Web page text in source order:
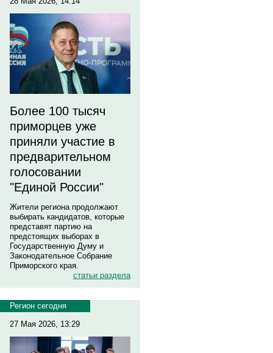
Более 100 тысяч
приморцев уже
приняли участие в
предварительном
голосовании
"Единой России"
Жители региона продолжают
выбирать кандидатов, которые
представят партию на
предстоящих выборах в
Государственную Думу и
Законодательное Собрание
Приморского края.
статьи раздела
Регион сегодня
27 Мая 2026, 13:29